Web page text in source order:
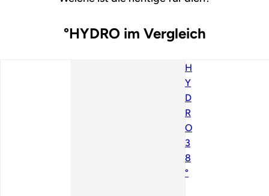
°HYDRO im Vergleich
H
Y
D
R
O
3
8
°